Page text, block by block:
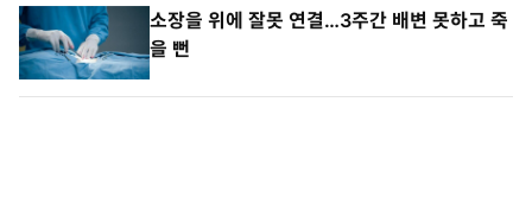
소장을 위에 잘못 연결…3주간 배변 못하고 죽
을 뻔